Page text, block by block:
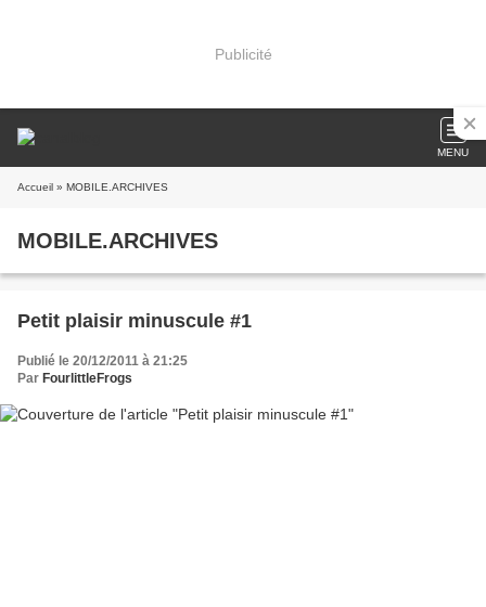
Publicité
MENU
Accueil » MOBILE.ARCHIVES
MOBILE.ARCHIVES
Petit plaisir minuscule #1
Publié le 20/12/2011 à 21:25
Par FourlittleFrogs